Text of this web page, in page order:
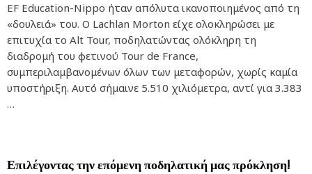
EF Education-Nippo ήταν απόλυτα ικανοποιημένος από τη
«δουλειά» του. Ο Lachlan Morton είχε ολοκληρώσει με
επιτυχία το Alt Tour, ποδηλατώντας ολόκληρη τη
διαδρομή του φετινού Tour de France,
συμπεριλαμβανομένων όλων των μεταφορών, χωρίς καμία
υποστήριξη. Αυτό σήμαινε 5.510 χιλιόμετρα, αντί για 3.383
…
Επιλέγοντας την επόμενη ποδηλατική μας πρόκληση!